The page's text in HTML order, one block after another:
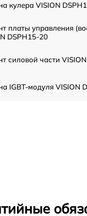
кулера VISION
платы управления
DSPH15-20
силовой части
IGBT-модуля VISION